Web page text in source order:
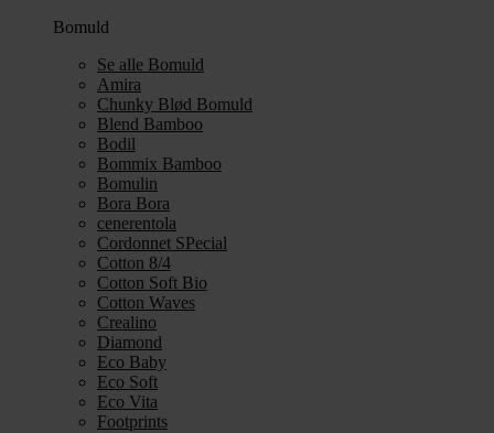
Bomuld
Se alle Bomuld
Amira
Chunky Blød Bomuld
Blend Bamboo
Bodil
Bommix Bamboo
Bomulin
Bora Bora
cenerentola
Cordonnet SPecial
Cotton 8/4
Cotton Soft Bio
Cotton Waves
Crealino
Diamond
Eco Baby
Eco Soft
Eco Vita
Footprints